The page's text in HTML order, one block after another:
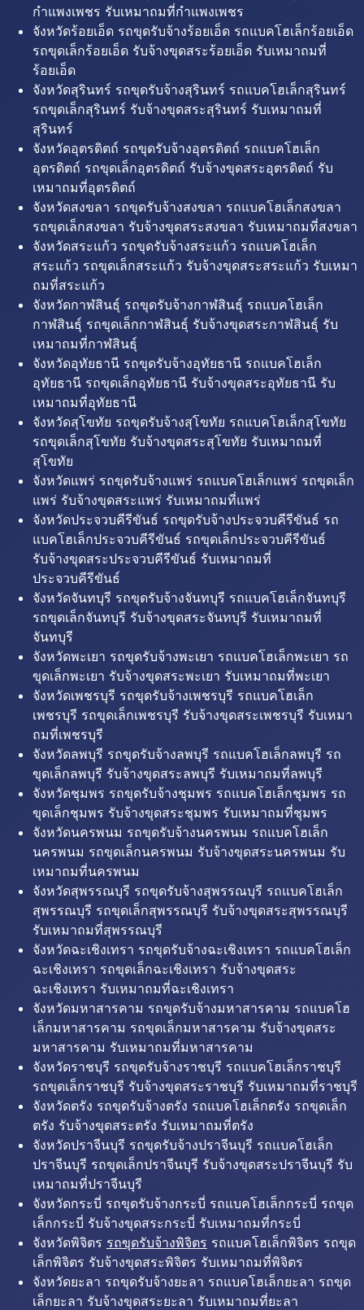
กำแพงเพชร รับเหมาถมที่กำแพงเพชร
จังหวัดร้อยเอ็ด รถขุดรับจ้างร้อยเอ็ด รถแบคโฮเล็กร้อยเอ็ด
รถขุดเล็กร้อยเอ็ด รับจ้างขุดสระร้อยเอ็ด รับเหมาถมที่
ร้อยเอ็ด
จังหวัดสุรินทร์ รถขุดรับจ้างสุรินทร์ รถแบคโฮเล็กสุรินทร์
รถขุดเล็กสุรินทร์ รับจ้างขุดสระสุรินทร์ รับเหมาถมที่
สุรินทร์
จังหวัดอุตรดิตถ์ รถขุดรับจ้างอุตรดิตถ์ รถแบคโฮเล็ก
อุตรดิตถ์ รถขุดเล็กอุตรดิตถ์ รับจ้างขุดสระอุตรดิตถ์ รับ
เหมาถมที่อุตรดิตถ์
จังหวัดสงขลา รถขุดรับจ้างสงขลา รถแบคโฮเล็กสงขลา
รถขุดเล็กสงขลา รับจ้างขุดสระสงขลา รับเหมาถมที่สงขลา
จังหวัดสระแก้ว รถขุดรับจ้างสระแก้ว รถแบคโฮเล็ก
สระแก้ว รถขุดเล็กสระแก้ว รับจ้างขุดสระสระแก้ว รับเหมา
ถมที่สระแก้ว
จังหวัดกาฬสินธุ์ รถขุดรับจ้างกาฬสินธุ์ รถแบคโฮเล็ก
กาฬสินธุ์ รถขุดเล็กกาฬสินธุ์ รับจ้างขุดสระกาฬสินธุ์ รับ
เหมาถมที่กาฬสินธุ์
จังหวัดอุทัยธานี รถขุดรับจ้างอุทัยธานี รถแบคโฮเล็ก
อุทัยธานี รถขุดเล็กอุทัยธานี รับจ้างขุดสระอุทัยธานี รับ
เหมาถมที่อุทัยธานี
จังหวัดสุโขทัย รถขุดรับจ้างสุโขทัย รถแบคโฮเล็กสุโขทัย
รถขุดเล็กสุโขทัย รับจ้างขุดสระสุโขทัย รับเหมาถมที่
สุโขทัย
จังหวัดแพร่ รถขุดรับจ้างแพร่ รถแบคโฮเล็กแพร่ รถขุดเล็ก
แพร่ รับจ้างขุดสระแพร่ รับเหมาถมที่แพร่
จังหวัดประจวบคีรีขันธ์ รถขุดรับจ้างประจวบคีรีขันธ์ รถ
แบคโฮเล็กประจวบคีรีขันธ์ รถขุดเล็กประจวบคีรีขันธ์
รับจ้างขุดสระประจวบคีรีขันธ์ รับเหมาถมที่
ประจวบคีรีขันธ์
จังหวัดจันทบุรี รถขุดรับจ้างจันทบุรี รถแบคโฮเล็กจันทบุรี
รถขุดเล็กจันทบุรี รับจ้างขุดสระจันทบุรี รับเหมาถมที่
จันทบุรี
จังหวัดพะเยา รถขุดรับจ้างพะเยา รถแบคโฮเล็กพะเยา รถ
ขุดเล็กพะเยา รับจ้างขุดสระพะเยา รับเหมาถมที่พะเยา
จังหวัดเพชรบุรี รถขุดรับจ้างเพชรบุรี รถแบคโฮเล็ก
เพชรบุรี รถขุดเล็กเพชรบุรี รับจ้างขุดสระเพชรบุรี รับเหมา
ถมที่เพชรบุรี
จังหวัดลพบุรี รถขุดรับจ้างลพบุรี รถแบคโฮเล็กลพบุรี รถ
ขุดเล็กลพบุรี รับจ้างขุดสระลพบุรี รับเหมาถมที่ลพบุรี
จังหวัดชุมพร รถขุดรับจ้างชุมพร รถแบคโฮเล็กชุมพร รถ
ขุดเล็กชุมพร รับจ้างขุดสระชุมพร รับเหมาถมที่ชุมพร
จังหวัดนครพนม รถขุดรับจ้างนครพนม รถแบคโฮเล็ก
นครพนม รถขุดเล็กนครพนม รับจ้างขุดสระนครพนม รับ
เหมาถมที่นครพนม
จังหวัดสุพรรณบุรี รถขุดรับจ้างสุพรรณบุรี รถแบคโฮเล็ก
สุพรรณบุรี รถขุดเล็กสุพรรณบุรี รับจ้างขุดสระสุพรรณบุรี
รับเหมาถมที่สุพรรณบุรี
จังหวัดฉะเชิงเทรา รถขุดรับจ้างฉะเชิงเทรา รถแบคโฮเล็ก
ฉะเชิงเทรา รถขุดเล็กฉะเชิงเทรา รับจ้างขุดสระ
ฉะเชิงเทรา รับเหมาถมที่ฉะเชิงเทรา
จังหวัดมหาสารคาม รถขุดรับจ้างมหาสารคาม รถแบคโฮ
เล็กมหาสารคาม รถขุดเล็กมหาสารคาม รับจ้างขุดสระ
มหาสารคาม รับเหมาถมที่มหาสารคาม
จังหวัดราชบุรี รถขุดรับจ้างราชบุรี รถแบคโฮเล็กราชบุรี
รถขุดเล็กราชบุรี รับจ้างขุดสระราชบุรี รับเหมาถมที่ราชบุรี
จังหวัดตรัง รถขุดรับจ้างตรัง รถแบคโฮเล็กตรัง รถขุดเล็ก
ตรัง รับจ้างขุดสระตรัง รับเหมาถมที่ตรัง
จังหวัดปราจีนบุรี รถขุดรับจ้างปราจีนบุรี รถแบคโฮเล็ก
ปราจีนบุรี รถขุดเล็กปราจีนบุรี รับจ้างขุดสระปราจีนบุรี รับ
เหมาถมที่ปราจีนบุรี
จังหวัดกระบี่ รถขุดรับจ้างกระบี่ รถแบคโฮเล็กกระบี่ รถขุด
เล็กกระบี่ รับจ้างขุดสระกระบี่ รับเหมาถมที่กระบี่
จังหวัดพิจิตร รถขุดรับจ้างพิจิตร รถแบคโฮเล็กพิจิตร รถขุด
เล็กพิจิตร รับจ้างขุดสระพิจิตร รับเหมาถมที่พิจิตร
จังหวัดยะลา รถขุดรับจ้างยะลา รถแบคโฮเล็กยะลา รถขุด
เล็กยะลา รับจ้างขุดสระยะลา รับเหมาถมที่ยะลา